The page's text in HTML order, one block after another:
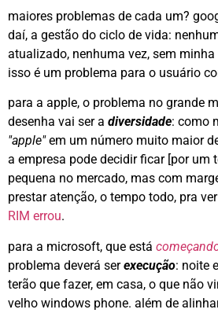
maiores problemas de cada um?
daí, a gestão do ciclo de vida:
atualizado, nenhuma vez, sem
isso é um problema para o usuário
para a apple, o problema no grande
desenha vai ser a diversidade: como
"apple"em um número muito maior
a empresa pode decidir ficar [por um
pequena no mercado, mas com
prestar atenção, o tempo todo, pra ver
RIM errou.
para a microsoft, que está
problema deverá serexecução: noite
terão que fazer, em casa, o que não
velho windows phone. além de